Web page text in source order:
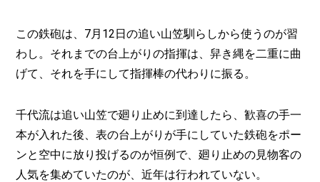
この鉄砲は、7月12日の追い山笠馴らしから使うのが習
わし。それまでの台上がりの指揮は、舁き縄を二重に曲
げて、それを手にして指揮棒の代わりに振る。
千代流は追い山笠で廻り止めに到達したら、歓喜の手一
本が入れた後、表の台上がりが手にしていた鉄砲をポー
ンと空中に放り投げるのが恒例で、廻り止めの見物客の
人気を集めていたのが、近年は行われていない。